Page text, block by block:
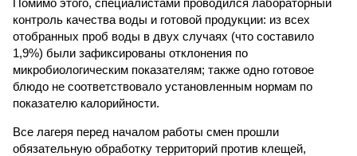
Помимо этого, специалистами проводился лабораторный
контроль качества воды и готовой продукции: из всех
отобранных проб воды в двух случаях (что составило
1,9%) были зафиксированы отклонения по
микробиологическим показателям; также одно готовое
блюдо не соответствовало установленным нормам по
показателю калорийности.
Все лагеря перед началом работы смен прошли
обязательную обработку территорий против клещей,